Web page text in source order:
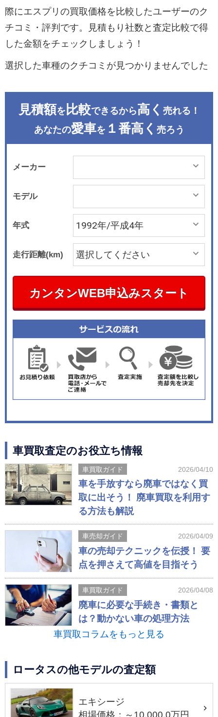
際にエスプリの買取価格を比較したユーザーのク
チコミ・評判です。見積もり社数と査定比較で得
した金額をチェックしましょう！
選択した車種のクチコミが見つかりませんでした
見積額を 比較できるから高く 売れる！
あなたの愛車を １番高く 売ろう
メーカー
モデル
年式
走行距離(km)
カンタンWEB申込みスタート
車買取査定のお役立ち情報
車買取ガイド 2026/04/10
車を手放すなら廃車ではなく買
取に出そう！ 廃車買取を利用す
る方法も解説
車売却ガイド 2026/04/09
車の売却テクニックを伝授！ 要
点を押さえて高値を目指そう
車買取ガイド 2026/04/08
廃車に必要な手続き・書類と
は？動かない車の処理方法
車買取コラムをもっと見る
ロータスの他モデルの査定額
エキシージ
相場価格：～10,000.0万円